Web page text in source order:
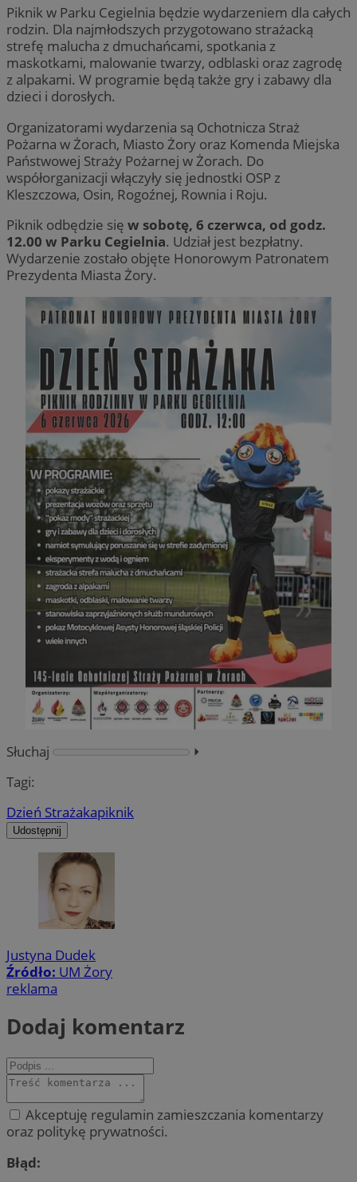
Piknik w Parku Cegielnia będzie wydarzeniem dla całych
rodzin. Dla najmłodszych przygotowano strażacką
strefę malucha z dmuchańcami, spotkania z
maskotkami, malowanie twarzy, odblaski oraz zagrodę
z alpakami. W programie będą także gry i zabawy dla
dzieci i dorosłych.
Organizatorami wydarzenia są Ochotnicza Straż
Pożarna w Żorach, Miasto Żory oraz Komenda Miejska
Państwowej Straży Pożarnej w Żorach. Do
współorganizacji włączyły się jednostki OSP z
Kleszczowa, Osin, Rogoźnej, Rownia i Roju.
Piknik odbędzie się w sobotę, 6 czerwca, od godz.
12.00 w Parku Cegielnia. Udział jest bezpłatny.
Wydarzenie zostało objęte Honorowym Patronatem
Prezydenta Miasta Żory.
Słuchaj
⏵︎
Tagi:
Dzień Strażakapiknik
Udostępnij
Justyna Dudek
Źródło: UM Żory
reklama
Dodaj komentarz
Akceptuję regulamin zamieszczania komentarzy
oraz politykę prywatności.
Błąd: